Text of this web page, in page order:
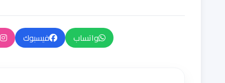
واتساب فيسبوك